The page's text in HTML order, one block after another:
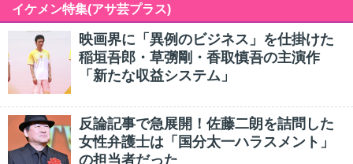
イケメン特集(アサ芸プラス)
映画界に「異例のビジネス」を仕掛けた
稲垣吾郎・草彅剛・香取慎吾の主演作
「新たな収益システム」
反論記事で急展開！佐藤二朗を詰問した
女性弁護士は「国分太一ハラスメント」
の担当者だった